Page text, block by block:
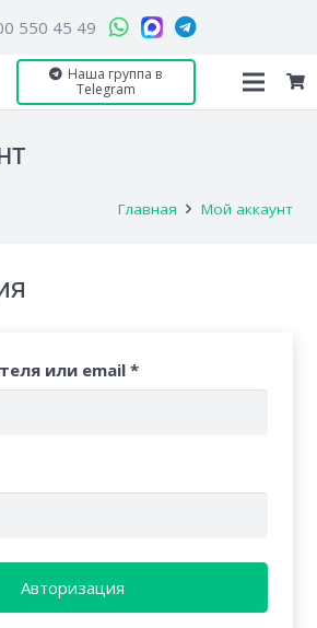
550 45 49
Наша группа в
Telegram
Главная Мой аккаунт
или email *